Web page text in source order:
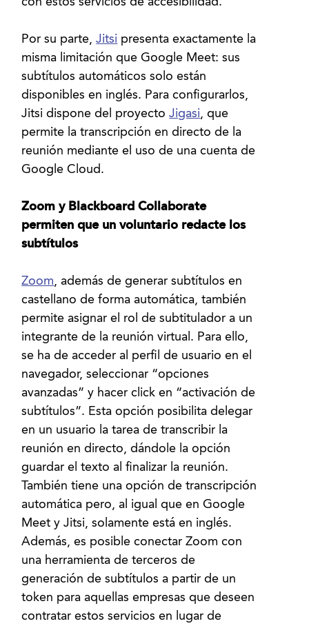
Por su parte,Jitsi presenta exactamente la
misma limitación que Google Meet: sus
subtítulos automáticos solo están
disponibles en inglés. Para configurarlos,
Jitsi dispone del proyectoJigasi, que
permite la transcripción en directo de la
reunión mediante el uso de una cuenta de
Google Cloud.
Zoom y Blackboard Collaborate
permiten que un voluntario redacte los
subtítulos
Zoom, además de generar subtítulos en
castellano de forma automática, también
permite asignar el rol de subtitulador a un
integrante de la reunión virtual. Para ello,
se ha de acceder al perfil de usuario en el
navegador, seleccionar “opciones
avanzadas” y hacer click en “activación de
subtítulos”. Esta opción posibilita delegar
en un usuario la tarea de transcribir la
reunión en directo, dándole la opción
guardar el texto al finalizar la reunión.
También tiene una opción de transcripción
automática pero, al igual que en Google
Meet y Jitsi, solamente está en inglés.
Además, es posible conectar Zoom con
una herramienta de terceros de
generación de subtítulos a partir de un
token para aquellas empresas que deseen
contratar estos servicios en lugar de